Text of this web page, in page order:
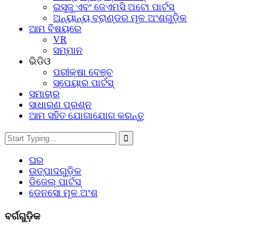
ଇସୁଜୁ ଏବଂ ଜେଏମସି ଅଟୋ ପାର୍ଟସ୍
ଅନ୍ୟାନ୍ୟ ବ୍ରାଣ୍ଡର ମୂଳ ଅଂଶଗୁଡ଼ିକ
ଆମ ବିଷୟରେ
VR
ସମ୍ମାନ
ଭିଡିଓ
ପରୀକ୍ଷା ବେଞ୍ଚ
ସ୍ପେୟାର ପାର୍ଟସ୍‌
ସମାଚାର
ସାଧାରଣ ପ୍ରଶ୍ନ
ଆମ ସହିତ ଯୋଗାଯୋଗ କରନ୍ତୁ
ଘର
ଉତ୍ପାଦଗୁଡ଼ିକ
ଡିଜେଲ୍ ପାର୍ଟସ୍
ଡେନସୋ ମୂଳ ଅଂଶ
ବର୍ଗଗୁଡ଼ିକ